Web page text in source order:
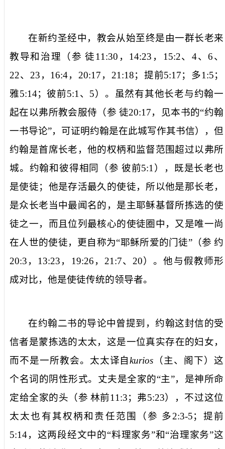
在新约圣经中，教会从始至终是由一群长老来
教导和治理（参 徒11:30 ， 14:23 ， 15:2、4、6、
22、 23 ， 16:4， 20:17 ， 21:18；提前5:17；多1:5；
雅5:14；彼前5:1 、 5）。虽然有其他长老与约翰一
起在以弗所教会服侍（参 徒20:17，见本书的“约翰
一书导论”，可证明约翰是在此城写作其书信），但
约翰是首席长老，他的权柄和监督范围超过以弗所
城。约翰和彼得相同（参 彼前5:1 ），既是长老也
是使徒；他是存活最久的使徒，所以他是那长老，
是众长老当中最闻名的，是主耶稣基督所拣选的使
徒之一，而且位列最核心的使徒圈中，又是唯一尚
在人世的使徒，更自称为“耶稣所爱的门徒”（参 约
20:3 ， 13:23 ， 19:26 ， 21:7、 20）。他与假教师形
成对比，他是使徒传统的领导者。
在约翰二书的导论中曾提到，约翰这封信的受
信者是蒙拣选的太太，这是一位真实存在的妇女，
而不是一所教会。 太太译自kurios （主、阁下）这
个名词的阴性形式。丈夫是全家的“主”，是神所命
定给全家的头（参 林前11:3；弗5:23），不过这位
太太也有其权柄和责任范围（参 多2:3-5；提前
5:14，这两段经文中的“料理家务”和“治理家务”这